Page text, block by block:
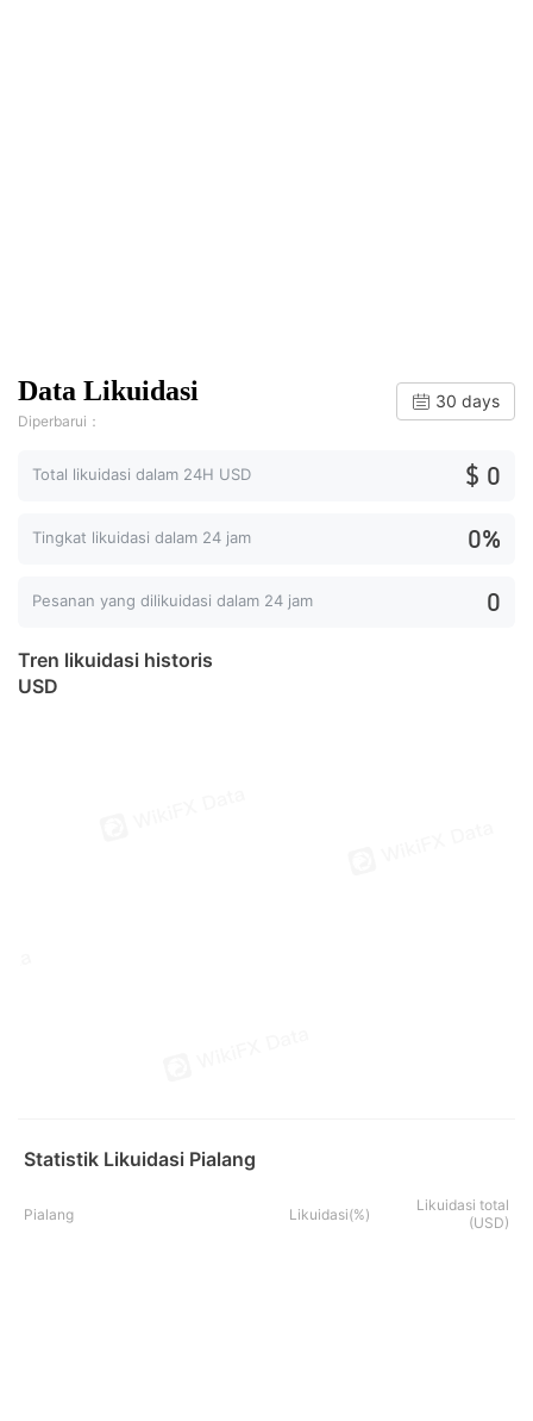
Data Likuidasi
Diperbarui：
30 days
Total likuidasi dalam 24H USD $ 0
Tingkat likuidasi dalam 24 jam 0%
Pesanan yang dilikuidasi dalam 24 jam 0
Tren likuidasi historis
USD
Statistik Likuidasi Pialang
Pialang Likuidasi(%)
Likuidasi total
(USD)